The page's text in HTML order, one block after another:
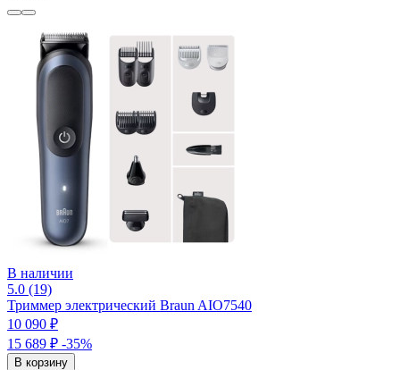
В наличии
5.0 (19)
Триммер электрический Braun AIO7540
10 090 ₽
15 689 ₽ -35%
В корзину